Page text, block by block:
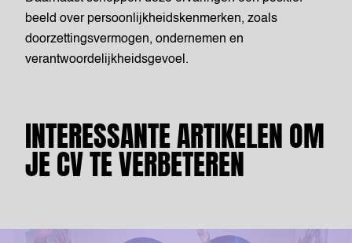
beeld over persoonlijkheidskenmerken, zoals
doorzettingsvermogen, ondernemen en
verantwoordelijkheidsgevoel.
INTERESSANTE ARTIKELEN OM
JE CV TE VERBETEREN